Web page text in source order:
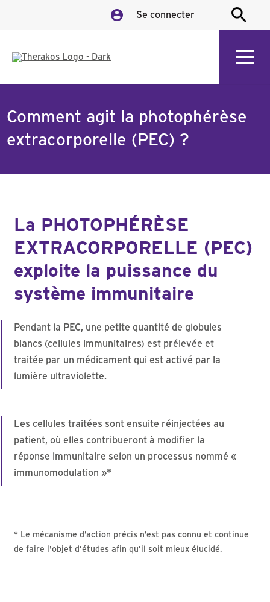
Se connecter
Comment agit la photophérèse
extracorporelle (PEC) ?
La PHOTOPHÉRÈSE
EXTRACORPORELLE (PEC)
exploite la puissance du
système immunitaire
Pendant la PEC, une petite quantité de globules
blancs (cellules immunitaires) est prélevée et
traitée par un médicament qui est activé par la
lumière ultraviolette.
Les cellules traitées sont ensuite réinjectées au
patient, où elles contribueront à modifier la
réponse immunitaire selon un processus nommé «
immunomodulation »*
* Le mécanisme d’action précis n’est pas connu et continue
de faire l'objet d’études afin qu’il soit mieux élucidé.